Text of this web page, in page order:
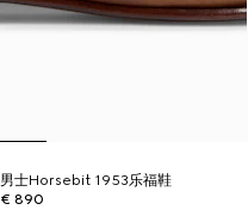
男士Horsebit 1953乐福鞋
€ 890